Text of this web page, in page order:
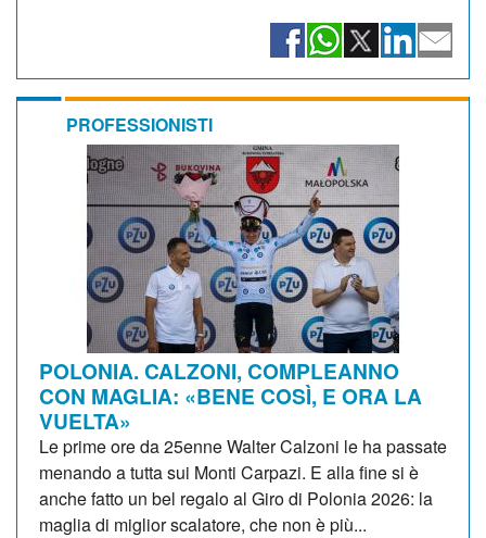
PROFESSIONISTI
POLONIA. CALZONI, COMPLEANNO
CON MAGLIA: «BENE COSÌ, E ORA LA
VUELTA»
Le prime ore da 25enne Walter Calzoni le ha passate
menando a tutta sui Monti Carpazi. E alla fine si è
anche fatto un bel regalo al Giro di Polonia 2026: la
maglia di miglior scalatore, che non è più...